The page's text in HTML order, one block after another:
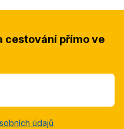
cestování přímo ve
údajů